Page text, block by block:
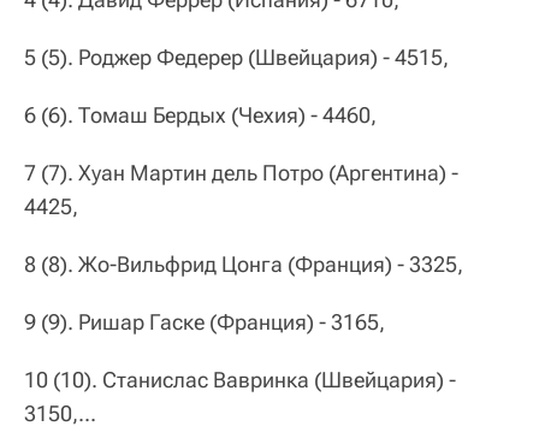
5 (5). Роджер Федерер (Швейцария) - 4515,
6 (6). Томаш Бердых (Чехия) - 4460,
7 (7). Хуан Мартин дель Потро (Аргентина) -
4425,
8 (8). Жо-Вильфрид Цонга (Франция) - 3325,
9 (9). Ришар Гаске (Франция) - 3165,
10 (10). Станислас Вавринка (Швейцария) -
3150,...